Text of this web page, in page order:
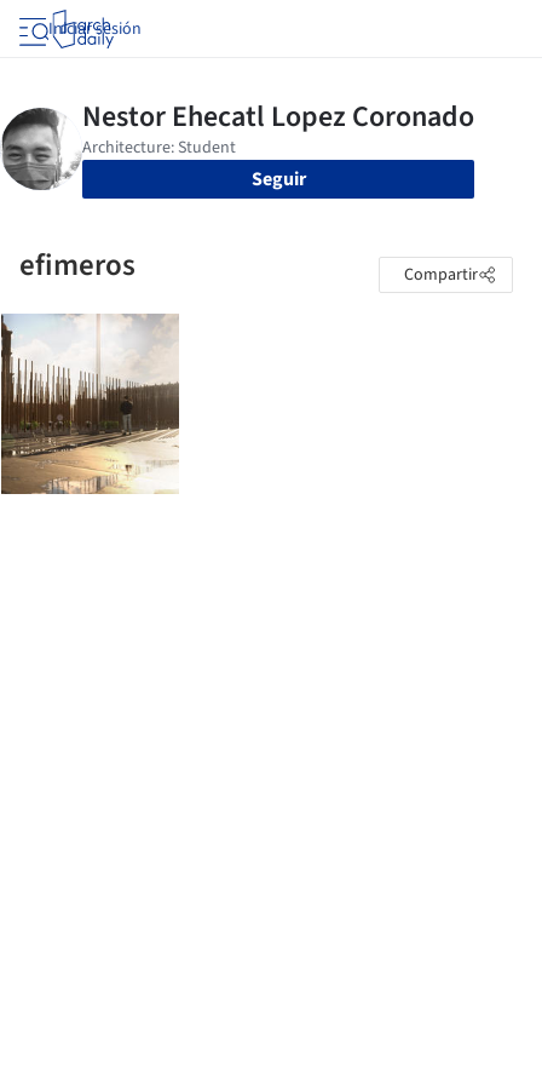
Iniciar sesión
Seguir
efimeros Compartir